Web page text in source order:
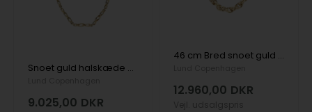
Snoet guld halskæde med mønstret & blank overflade fra Lund Copenhagen
9.025,00 DKR
46 cm Bred snoet guld halskæde med mønstret overflade fra Lund Copenhagen
12.960,00 DKR